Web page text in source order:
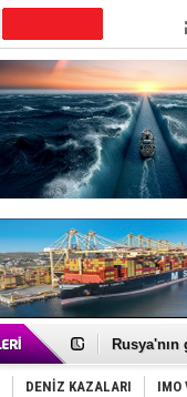
Keşfedildi:
D-Marin,
DENİZ KAZALARI IMO